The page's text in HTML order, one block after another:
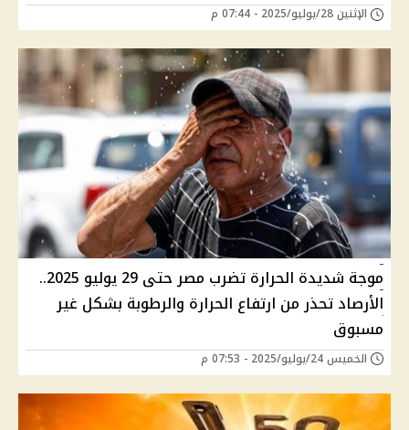
الإثنين 28/يوليو/2025 - 07:44 م
موجة شديدة الحرارة تضرب مصر حتى 29 يوليو 2025..
الأرصاد تحذر من ارتفاع الحرارة والرطوبة بشكل غير
مسبوق
الخميس 24/يوليو/2025 - 07:53 م